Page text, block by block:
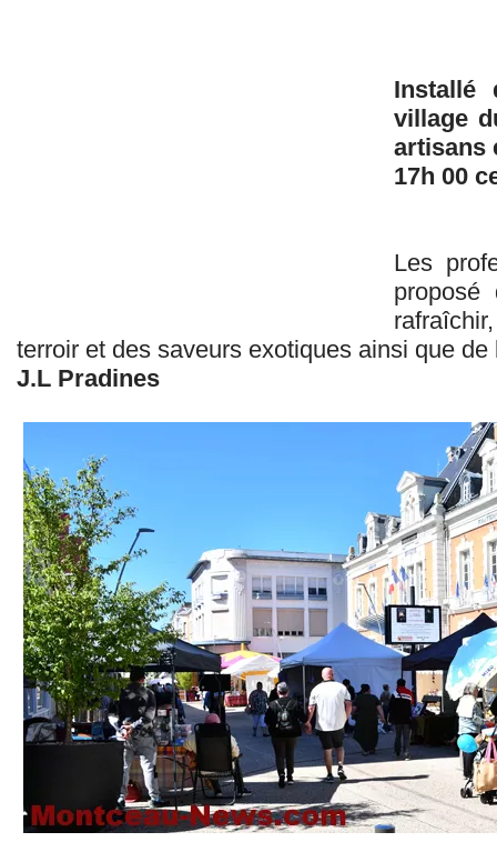
Installé
village
artisans
17h 00
Les
terroir et des saveurs exotiques ainsi que de
J.L Pradines